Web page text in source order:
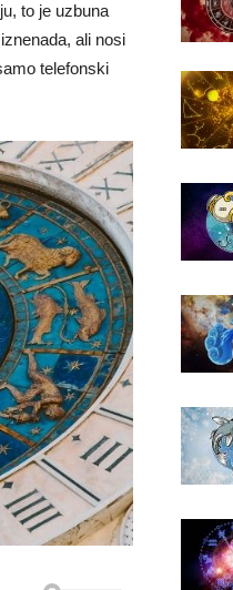
to je uzbuna
ali nosi
telefonski